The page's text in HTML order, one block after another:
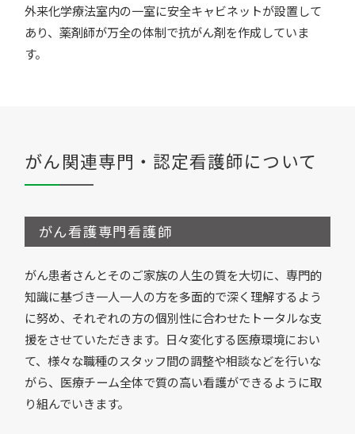
外来化学療法室内の一室に安全キャビネットが設置して
あり、薬剤師が万全の体制で抗がん剤を作成していま
す。
がん関連専門・認定看護師について
がん看護専門看護師
がん患者さんとそのご家族の人生の質を大切に、専門的
知識に基づき一人一人の方を多面的で深く理解するよう
に努め、それぞれの方の個別性に合わせたトータルな支
援をさせていただきます。日々変化する医療環境におい
て、様々な職種のスタッフ間の調整や相談などを行いな
がら、医療チーム全体で質の高い看護ができるように取
り組んでいきます。